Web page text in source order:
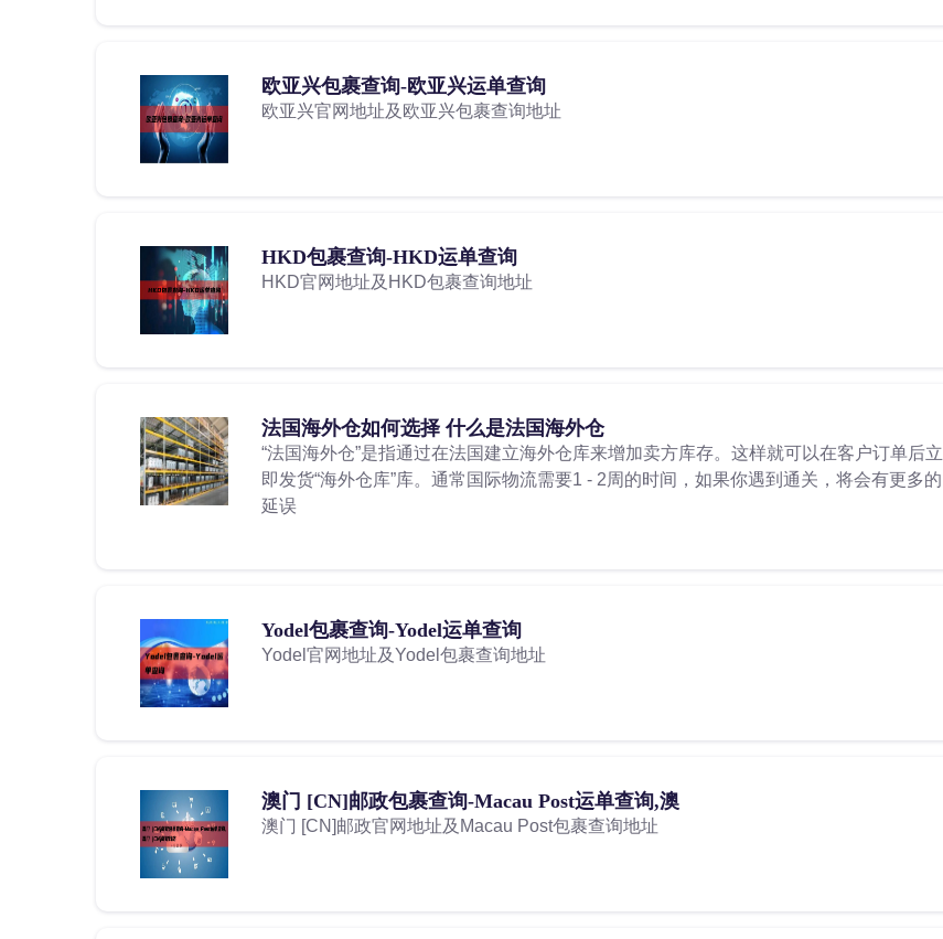
欧亚兴包裹查询-欧亚兴运单查询
欧亚兴官网地址及欧亚兴包裹查询地址
HKD包裹查询-HKD运单查询
HKD官网地址及HKD包裹查询地址
法国海外仓如何选择 什么是法国海外仓
“法国海外仓”是指通过在法国建立海外仓库来增加卖方库存。这样就可以在客户订单后立
即发货“海外仓库”库。通常国际物流需要1 - 2周的时间，如果你遇到通关，将会有更多的
延误
Yodel包裹查询-Yodel运单查询
Yodel官网地址及Yodel包裹查询地址
澳门 [CN]邮政包裹查询-Macau Post运单查询,澳
澳门 [CN]邮政官网地址及Macau Post包裹查询地址